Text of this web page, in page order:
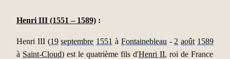
Henri III (1551 – 1589) :
Henri III (19 septembre 1551 à Fontainebleau - 2 août 1589
à Saint-Cloud) est le quatrième fils d'Henri II, roi de France